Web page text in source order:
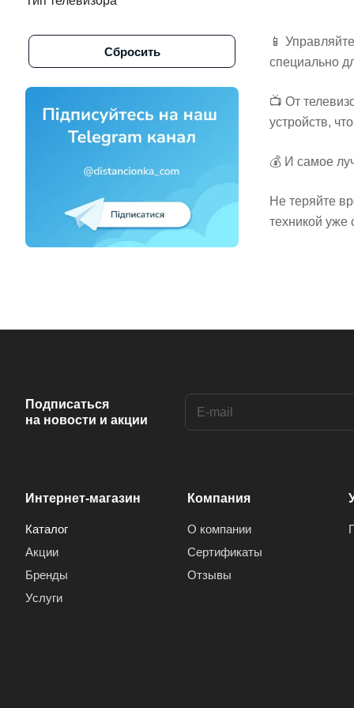
📱
специально
📺 От
устройств,
💰 И самое
Не теряйте
техникой уже
Amcol (6)
AMCV (2)
Amiko (3)
1)
Amino (1)
Aoc (3)
Arrox (
Сбросить
Подписаться
на новости и акции
Интернет-магазин
Каталог
Акции
Бренды
Услуги
Компания
О компании
Сертификаты
Отзывы